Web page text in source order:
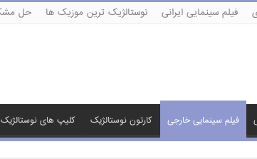
فیلم سینمایی ایرانی نوستالژیک ترین موزیک ها حل
فیلم سینمایی خارجی کارتون نوستالژیک کلیپ های نوستالژیک